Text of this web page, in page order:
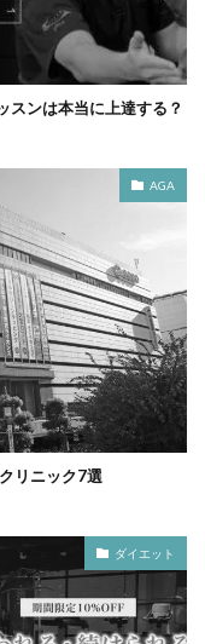
スンは本当に上達する？
AGA
リニック7選
ダイエット